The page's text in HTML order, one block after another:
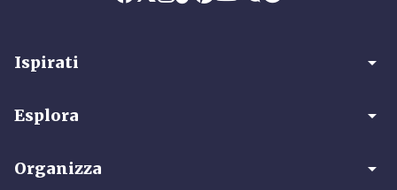
Ispirati arrow_drop_down
Esplora arrow_drop_down
Organizza arrow_drop_down